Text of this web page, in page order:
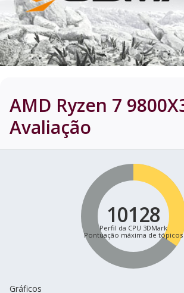
AMD Ryzen 7
Avaliação
10128
Perfil da CPU 3DMark
Pontuação máxima de tópicos
Gráficos